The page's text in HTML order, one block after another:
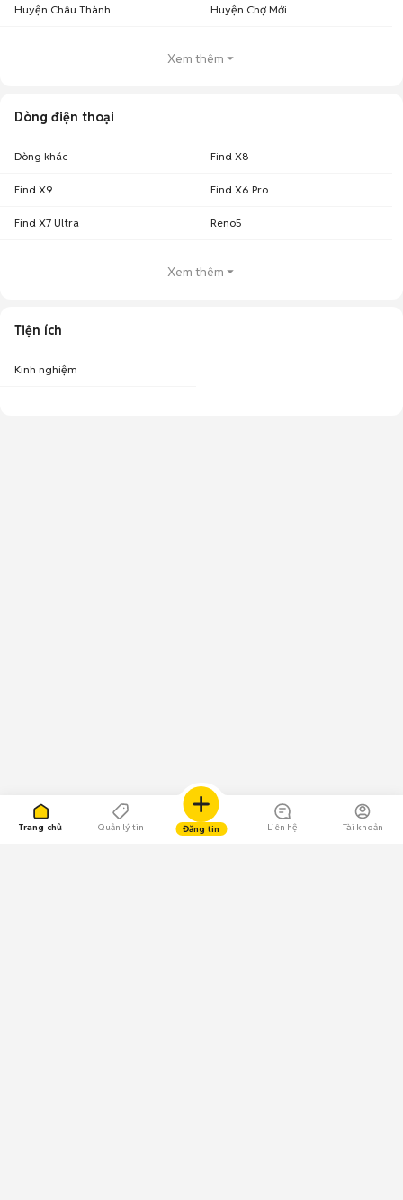
Trang chủ Quản lý tin Đăng tin Liên hệ Tài khoản
Huyện Châu Thành Huyện Chợ Mới
Xem thêm
Dòng điện thoại
Dòng khác Find X8
Find X9 Find X6 Pro
Find X7 Ultra Reno5
Xem thêm
Tiện ích
Kinh nghiệm